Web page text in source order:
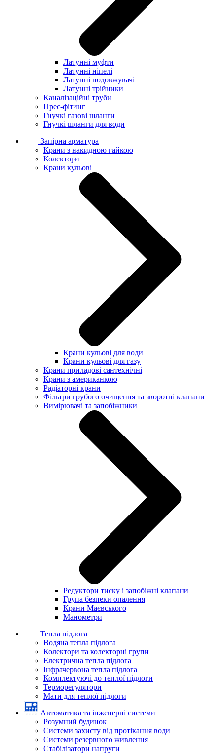
Латунні муфти
Латунні ніпелі
Латунні подовжувачі
Латунні трійники
Каналізаційні труби
Прес-фітинг
Гнучкі газові шланги
Гнучкі шланги для води
Запірна арматура
Крани з накидною гайкою
Колектори
Крани кульові
Крани кульові для води
Крани кульові для газу
Крани приладові сантехнічні
Крани з американкою
Радіаторні крани
Фільтри грубого очищення та зворотні клапани
Вимірювачі та запобіжники
Редуктори тиску і запобіжні клапани
Група безпеки опалення
Крани Маєвського
Манометри
Тепла підлога
Водяна тепла підлога
Колектори та колекторні групи
Електрична тепла підлога
Інфрачервона тепла підлога
Комплектуючі до теплої підлоги
Терморегулятори
Мати для теплої підлоги
Автоматика та інженерні системи
Розумний будинок
Системи захисту від протікання води
Системи резервного живлення
Стабілізатори напруги